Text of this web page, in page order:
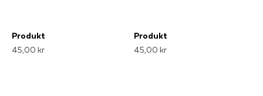
Produkt
45,00 kr
Produkt
45,00 kr